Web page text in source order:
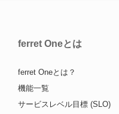
ferret Oneとは
ferret Oneとは？
機能一覧
サービスレベル目標 (SLO)